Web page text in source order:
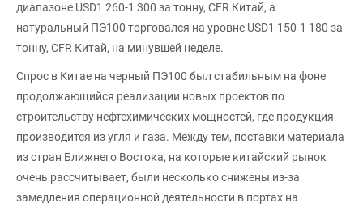
диапазоне USD1 260-1 300 за тонну, CFR Китай, а
натуральный ПЭ100 торговался на уровне USD1 150-1 180 за
тонну, CFR Китай, на минувшей неделе.
Спрос в Китае на черный ПЭ100 был стабильным на фоне
продолжающийся реализации новых проектов по
строительству нефтехимических мощностей, где продукция
производится из угля и газа. Между тем, поставки материала
из стран Ближнего Востока, на которые китайский рынок
очень рассчитывает, были несколько снижены из-за
замедления операционной деятельности в портах на